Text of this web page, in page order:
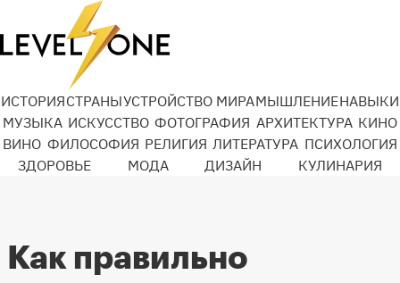
ИСТОРИЯСТРАНЫУСТРОЙСТВО МИРАМЫШЛЕНИЕНАВЫКИ
МУЗЫКА ИСКУССТВО ФОТОГРАФИЯ АРХИТЕКТУРА КИНО
ВИНО ФИЛОСОФИЯ РЕЛИГИЯ ЛИТЕРАТУРА ПСИХОЛОГИЯ
ЗДОРОВЬЕ
МОДА ДИЗАЙН КУЛИНАРИЯ
Как правильно